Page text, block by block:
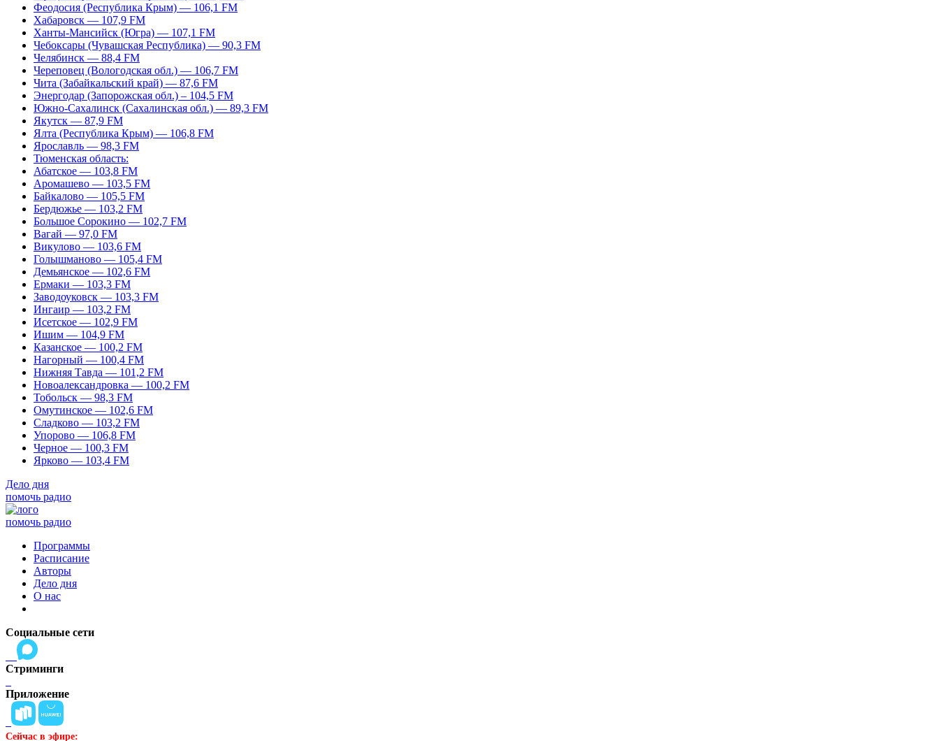
Феодосия (Республика Крым) — 106,1 FM
Хабаровск — 107,9 FM
Ханты-Мансийск (Югра) — 107,1 FM
Чебоксары (Чувашская Республика) — 90,3 FM
Челябинск — 88,4 FM
Череповец (Вологодская обл.) — 106,7 FM
Чита (Забайкальский край) — 87,6 FM
Энергодар (Запорожская обл.) – 104,5 FM
Южно-Сахалинск (Сахалинская обл.) — 89,3 FM
Якутск — 87,9 FM
Ялта (Республика Крым) — 106,8 FM
Ярославль — 98,3 FM
Тюменская область:
Абатское — 103,8 FM
Аромашево — 103,5 FM
Байкалово — 105,5 FM
Бердюжье — 103,2 FM
Большое Сорокино — 102,7 FM
Вагай — 97,0 FM
Викулово — 103,6 FM
Голышманово — 105,4 FM
Демьянское — 102,6 FM
Ермаки — 103,3 FM
Заводоуковск — 103,3 FM
Ингаир — 103,2 FM
Исетское — 102,9 FM
Ишим — 104,9 FM
Казанское — 100,2 FM
Нагорный — 100,4 FM
Нижняя Тавда — 101,2 FM
Новоалександровка — 100,2 FM
Тобольск — 98,3 FM
Омутинское — 102,6 FM
Сладково — 103,2 FM
Упорово — 106,8 FM
Черное — 100,3 FM
Ярково — 103,4 FM
Дело дня
помочь радио
помочь радио
Программы
Расписание
Авторы
Дело дня
О нас
Социальные сети
Стриминги
Приложение
Сейчас в эфире: